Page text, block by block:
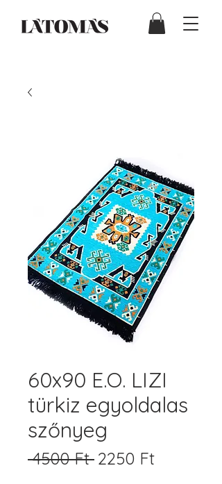
60x90 E.O. LIZI
türkiz egyoldalas
szőnyeg
4500 Ft Szokásos
2250 FtAkciós